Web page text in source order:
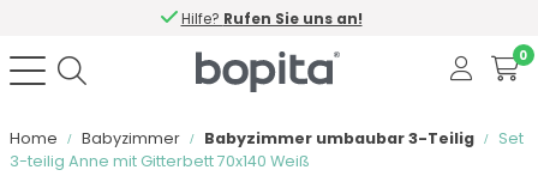
Hilfe? Rufen Sie uns an!
0
Home Babyzimmer Babyzimmer umbaubar 3-Teilig
Set
3-teilig Anne mit Gitterbett 70x140 Weiß